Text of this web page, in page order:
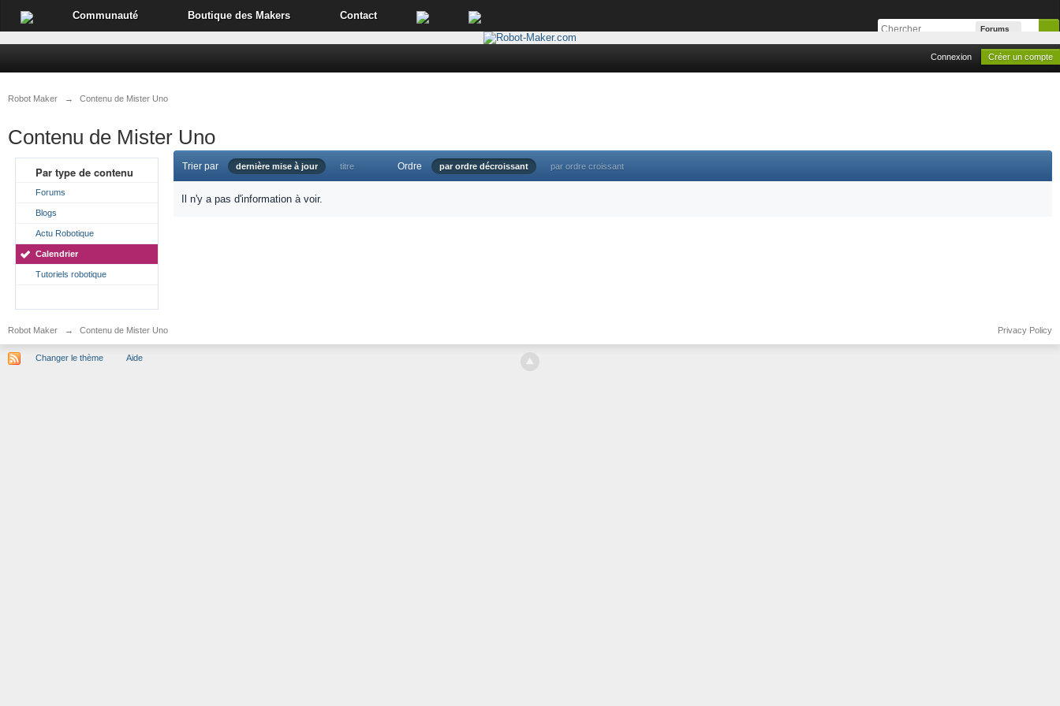
Communauté Boutique des Makers Contact
Forums
Connexion Créer un compte
Robot Maker → Contenu de Mister Uno
Contenu de Mister Uno
Par type de contenu
Forums
Blogs
Actu Robotique
Calendrier
Tutoriels robotique
Trier par dernière mise à jour titre Ordre par ordre décroissant par ordre croissant
Il n'y a pas d'information à voir.
Robot Maker → Contenu de Mister Uno Privacy Policy
Changer le thème Aide